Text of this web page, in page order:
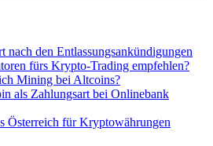
nach den Entlassungsankündigungen
fürs Krypto-Trading empfehlen?
Mining bei Altcoins?
als Zahlungsart bei Onlinebank
Österreich für Kryptowährungen